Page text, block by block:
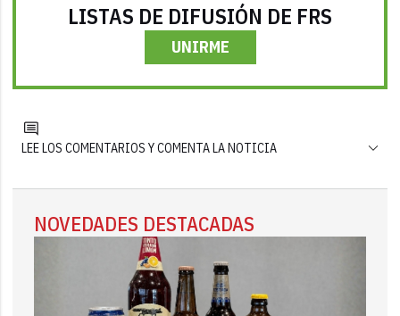
LISTAS DE DIFUSIÓN DE FRS
UNIRME
LEE LOS COMENTARIOS Y COMENTA LA NOTICIA
NOVEDADES DESTACADAS